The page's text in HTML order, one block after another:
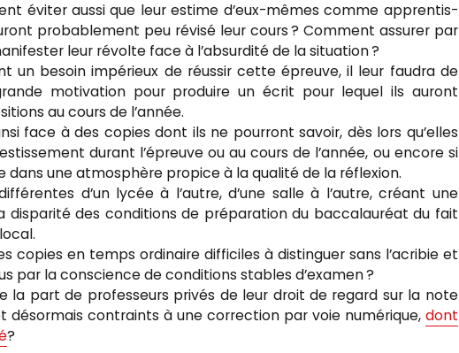
éviter aussi que leur estime d’eux-mêmes comme apprentis-
probablement peu révisé leur cours ? Comment assurer par
leur révolte face à l’absurdité de la situation ?
un besoin impérieux de réussir cette épreuve, il leur faudra de
motivation pour produire un écrit pour lequel ils auront
au cours de l’année.
face à des copies dont ils ne pourront savoir, dès lors qu’elles
durant l’épreuve ou au cours de l’année, ou encore si
une atmosphère propice à la qualité de la réflexion.
d’un lycée à l’autre, d’une salle à l’autre, créant une
disparité des conditions de préparation du baccalauréat du fait
copies en temps ordinaire difficiles à distinguer sans l’acribie et
par la conscience de conditions stables d’examen ?
part de professeurs privés de leur droit de regard sur la note
désormais contraints à une correction par voie numérique, dont
?